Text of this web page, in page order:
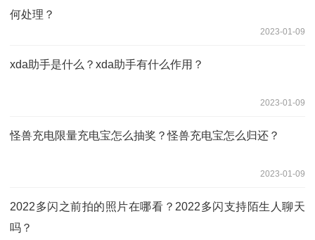
何处理？
2023-01-09
xda助手是什么？xda助手有什么作用？
2023-01-09
怪兽充电限量充电宝怎么抽奖？怪兽充电宝怎么归还？
2023-01-09
2022多闪之前拍的照片在哪看？2022多闪支持陌生人聊天
吗？